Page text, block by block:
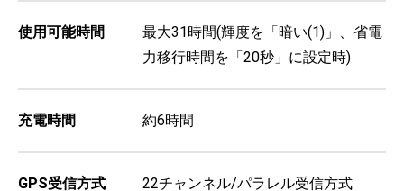
使用可能時間
最大31時間(輝度を「暗い(1)」、省電
力移行時間を「20秒」に設定時)
充電時間 約6時間
GPS受信方式 22チャンネル/パラレル受信方式